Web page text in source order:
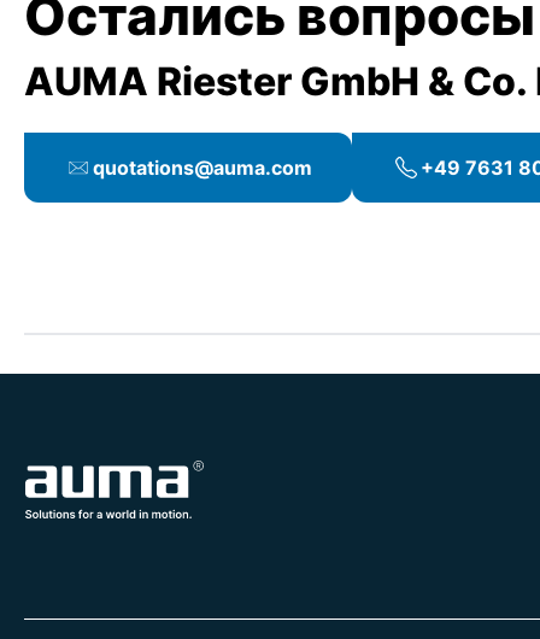
Остались
AUMA Riester GmbH & Co.
quotations@auma.com +49 7631